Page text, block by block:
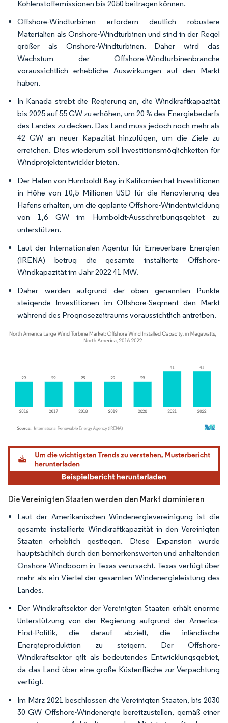
Kohlenstoffemissionen bis 2050 beitragen können.
Offshore-Windturbinen erfordern deutlich robustere
Materialien als Onshore-Windturbinen und sind in der Regel
größer als Onshore-Windturbinen. Daher wird das
Wachstum der Offshore-Windturbinenbranche
voraussichtlich erhebliche Auswirkungen auf den Markt
haben.
In Kanada strebt die Regierung an, die Windkraftkapazität
bis 2025 auf 55 GW zu erhöhen, um 20 % des Energiebedarfs
des Landes zu decken. Das Land muss jedoch noch mehr als
42 GW an neuer Kapazität hinzufügen, um die Ziele zu
erreichen. Dies wiederum soll Investitionsmöglichkeiten für
Windprojektentwickler bieten.
Der Hafen von Humboldt Bay in Kalifornien hat Investitionen
in Höhe von 10,5 Millionen USD für die Renovierung des
Hafens erhalten, um die geplante Offshore-Windentwicklung
von 1,6 GW im Humboldt-Ausschreibungsgebiet zu
unterstützen.
Laut der Internationalen Agentur für Erneuerbare Energien
(IRENA) betrug die gesamte installierte Offshore-
Windkapazität im Jahr 2022 41 MW.
Daher werden aufgrund der oben genannten Punkte
steigende Investitionen im Offshore-Segment den Markt
während des Prognosezeitraums voraussichtlich antreiben.
Bild © Mordor Intelligence. Wiederverwendung erfordert Namensnennung gemäß
Die Vereinigten Staaten werden den Markt dominieren
Laut der Amerikanischen Windenergievereinigung ist die
gesamte installierte Windkraftkapazität in den Vereinigten
Staaten erheblich gestiegen. Diese Expansion wurde
hauptsächlich durch den bemerkenswerten und anhaltenden
Onshore-Windboom in Texas verursacht. Texas verfügt über
mehr als ein Viertel der gesamten Windenergieleistung des
Landes.
Der Windkraftsektor der Vereinigten Staaten erhält enorme
Unterstützung von der Regierung aufgrund der America-
First-Politik, die darauf abzielt, die inländische
Energieproduktion zu steigern. Der Offshore-
Windkraftsektor gilt als bedeutendes Entwicklungsgebiet,
da das Land über eine große Küstenfläche zur Verpachtung
verfügt.
Im März 2021 beschlossen die Vereinigten Staaten, bis 2030
30 GW Offshore-Windenergie bereitzustellen, gemäß einer